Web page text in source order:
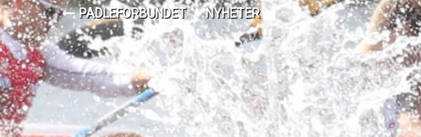
PADLEFORBUNDET NYHETER